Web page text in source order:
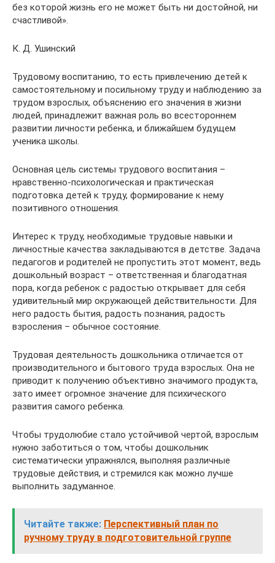
без которой жизнь его не может быть ни достойной, ни
счастливой».
К. Д. Ушинский
Трудовому воспитанию, то есть привлечению детей к
самостоятельному и посильному труду и наблюдению за
трудом взрослых, объяснению его значения в жизни
людей, принадлежит важная роль во всестороннем
развитии личности ребенка, и ближайшем будущем
ученика школы.
Основная цель системы трудового воспитания –
нравственно-психологическая и практическая
подготовка детей к труду, формирование к нему
позитивного отношения.
Интерес к труду, необходимые трудовые навыки и
личностные качества закладываются в детстве. Задача
педагогов и родителей не пропустить этот момент, ведь
дошкольный возраст – ответственная и благодатная
пора, когда ребенок с радостью открывает для себя
удивительный мир окружающей действительности. Для
него радость бытия, радость познания, радость
взросления – обычное состояние.
Трудовая деятельность дошкольника отличается от
производительного и бытового труда взрослых. Она не
приводит к получению объективно значимого продукта,
зато имеет огромное значение для психического
развития самого ребенка.
Чтобы трудолюбие стало устойчивой чертой, взрослым
нужно заботиться о том, чтобы дошкольник
систематически упражнялся, выполняя различные
трудовые действия, и стремился как можно лучше
выполнить задуманное.
Читайте также: Перспективный план по
ручному труду в подготовительной группе